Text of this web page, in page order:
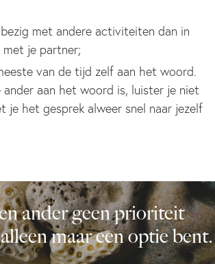
met andere activiteiten dan in
je partner;
van de tijd zelf aan het woord.
ander aan het woord is, luister je niet
je het gesprek alweer snel naar jezelf
ander geen prioriteit
maar een optie bent.